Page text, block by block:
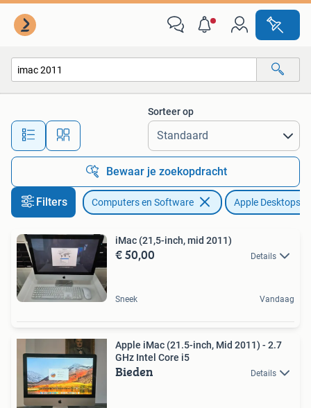
Alle afstanden…
Sorteer op
Bewaar je zoekopdracht
Filters Computers en Software Apple Desktops
iMac (21,5-inch, mid 2011)
€ 50,00 Details
Sneek Vandaag
Apple iMac (21.5-inch, Mid 2011) - 2.7
GHz Intel Core i5
Bieden Details